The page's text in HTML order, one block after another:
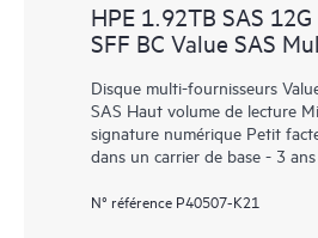
HPE 1.92TB SAS
SFF BC Value SAS
Disque multi-fournisseurs
SAS Haut volume de lecture
signature numérique Petit
dans un carrier de base - 3
N° référence P40507-K21